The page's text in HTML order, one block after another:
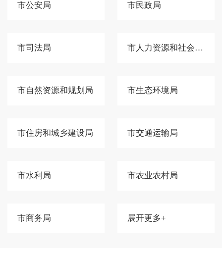
市公安局 市民政局
市司法局 市人力资源和社会保障局
市自然资源和规划局 市生态环境局
市住房和城乡建设局 市交通运输局
市水利局 市农业农村局
市商务局 展开更多+